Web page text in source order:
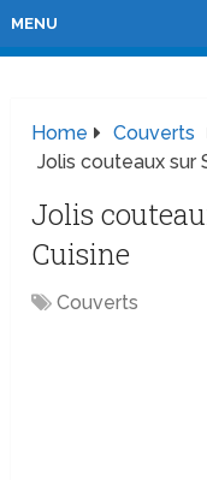
MENU
Home
Couverts
Jolis couteaux sur
Jolis
Cuisine
Couverts